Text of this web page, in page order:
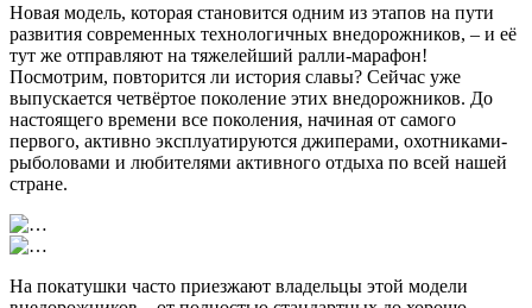
Новая модель, которая становится одним из этапов на пути
развития современных технологичных внедорожников, – и её
тут же отправляют на тяжелейший ралли-марафон!
Посмотрим, повторится ли история славы? Сейчас уже
выпускается четвёртое поколение этих внедорожников. До
настоящего времени все поколения, начиная от самого
первого, активно эксплуатируются джиперами, охотниками-
рыболовами и любителями активного отдыха по всей нашей
стране.
На покатушки часто приезжают владельцы этой модели